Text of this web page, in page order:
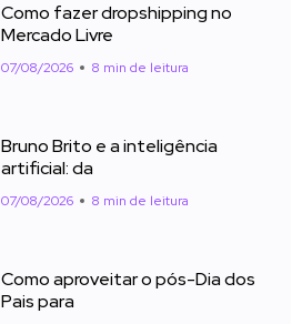
Como fazer dropshipping no
Mercado Livre
07/08/2026 8 min de leitura
Bruno Brito e a inteligência
artificial: da
07/08/2026 8 min de leitura
Como aproveitar o pós-Dia dos
Pais para